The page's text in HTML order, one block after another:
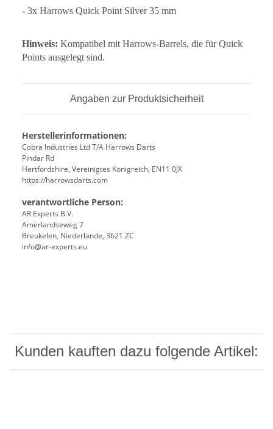
- 3x Harrows Quick Point Silver 35 mm
Hinweis: Kompatibel mit Harrows-Barrels, die für Quick
Points ausgelegt sind.
Angaben zur Produktsicherheit
Herstellerinformationen:
Cobra Industries Ltd T/A Harrows Darts
Pindar Rd
Hertfordshire, Vereinigtes Königreich, EN11 0JX
https://harrowsdarts.com
verantwortliche Person:
AR Experts B.V.
Amerlandseweg 7
Breukelen, Niederlande, 3621 ZC
info@ar-experts.eu
Kunden kauften dazu folgende Artikel: